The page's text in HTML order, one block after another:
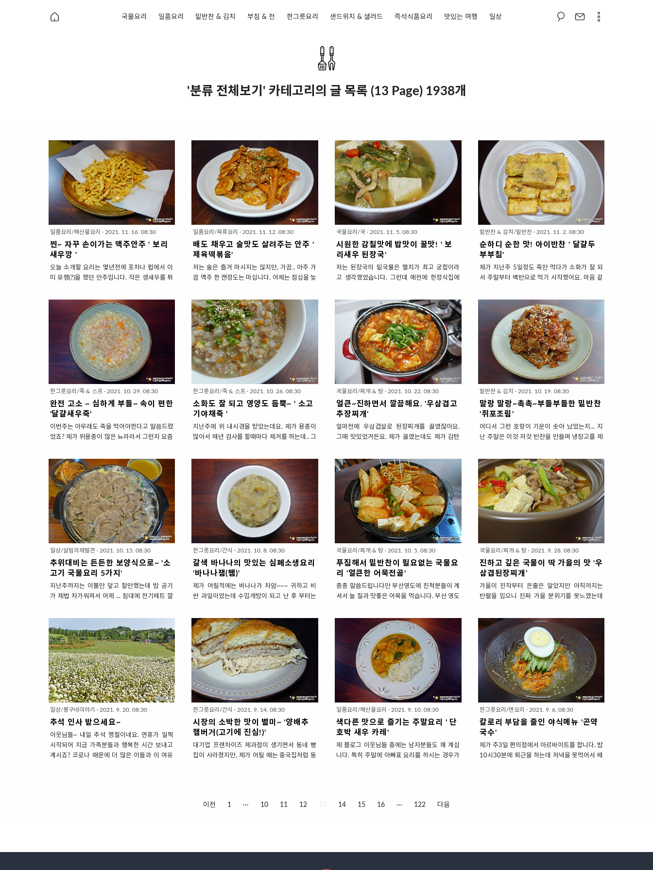
국물요리 일품요리 밑반찬 & 김치 부침 & 전 한그릇요리 샌드위치 & 샐러드 즉석식품요리 맛있는 여행 일상
'분류 전체보기' 카테고리의 글 목록 (13 Page) 1938개
일품요리/해산물요리 · 2021. 11. 16. 08:30
찐~ 자꾸 손이가는 맥주안주 ' 보리
새우깡 '
오늘 소개할 요리는 몇년전에 포차나 펍에서 이
미 유행(?)을 했던 안주입니다. 작은 생새우를 튀
된장국 끓일려고 샀던 '건보리새우'가 많이 남아
서 '보리새우깡'을 만들어봤어요. 작은 생새우로
만들었을때는 겉바속촉한 식감이고요. 말린 새
우로 만들었을때는 겉도 속도 모두 바삭해서 식
감은 새우깡에 좀 더 가깝습니다. 새우맛의 맛과
향도 아무래도 말린 것이 더 진하고요. 새우를 튀
겼으니 과자 새우깡보다는 좀 더 고급진 맛인데
요. 삼삼~~고소~~ 바삭바삭하면서 새우맛은 진
해서 자꾸 손이가는 안주입니다. 기름진 안주를
먹었을 때, 청량한 맥주가 그 느끼함을 씻어주는
그 쾌감!! 아주 꿀조합입니다. 단점은 느끼하다
~~~~라는 것입니다만 이는 곧.... ? 조금만 만들
일품요리/육류요리 · 2021. 11. 12. 08:30
배도 채우고 술맛도 살려주는 안주 '
제육떡볶음'
저는 술은 즐겨 마시지는 않지만, 가끔.. 아주 가
끔 맥주 한 캔정도는 마십니다. 어제는 점심을 늦
러나 밤 늦게 되서야 출출해지더라고요. 좋아하
는 드라마를 보면서 맥주를 마시며 끼니를 때우
기로 했지요. 밥 먹고 맥주 마시기엔 번거롭고 ..
늦은 밤이라 부담되서요. 그래서 식사도 되는 안
주를 만들었습니다. 최애 식재료인 '돼지고기'로
만든 제육볶음에 소울푸드인 '떡볶이'를 합친 '제
육떡볶음'입니다. 떡으로 우선 배고픈 속을 채우
고, 고기로 안주삼아 먹었어요. 매콤한 양념이 소
주를 부르는 맛이지만 매운 맛에 뜨거운 입속을
시원하게 진정시켜주는 맥주와도 궁합이 좋답니
다. 배도 채우고 술맛도 살려주는 안주 ' 제육떡
볶음 ' 1 . 재료 준비 ( 식사겸 안주 2인분) ..
국물요리/국 · 2021. 11. 5. 08:30
시원한 감칠맛에 밥맛이 꿀맛! ' 보
리새우 된장국'
저는 된장국의 밑국물은 멸치가 최고 궁합이라
고 생각했었습니다. 그런데 예전에 한정식집에
놀랐답니다. 멸치보다 깔끔하면서 더 시원하고
새우 특유 감칠맛이 된장이랑 완전 잘 어울리더
라고요. 단순히 작은 건새우면 되겠거니 생각하
고 마트에서 아무거나 사왔는데 실패했어요. 일
단 아무리 작은 새우 더라고 뽀족한 수염과 다리
가 식감이 안좋고요. 작아서 통째로 넣고 끓이니
내장의 쓴맛이 나서 생각보다 맛이 없었어요. 그
래도 포기안하고 건어물 코너를 뒤져보니 '보리
새우'가 있었어요. 먹기 불편한 수염과 다리가 다
제거되고 무엇보다 내장의 쓴맛이 안나서 요리
가 깔끔합니다. 배춧잎으로 보리새우 듬뿍 넣고
된장국 푹~ 끓였습니다. 역시 새우의 감칠맛은
밑반찬 & 김치/밑반찬· 2021. 11. 2. 08:30
순하디 순한 맛! 아이반찬 ' 달걀두
부부침'
제가 지난주 5일정도 죽만 먹다가 소화가 잘 되
서 주말부터 백반으로 먹기 시작했어요. 마음 같
고 싶었지만 위가 또 탈이 날까봐 자극적이지 않
은 반찬을 만들었어요. 부드러운 두부에 고소한
달걀을 더한 '달걀두부부침'으로 속 편하게 밥을
먹었습니다. 그 맛과 식감이 어찌나 순한지.. 아
이들이 먹으면 좋겠더라고요. 두부에 달걀을 더
해 성장기 아이에게 필요한 단백질 더블~로 넣었
고요. 맵지 않고 순하게 양념하는 대신 고소하게
부쳐서 아이 입맛 잘 맞을 것 같아요. 매우 간단
한 요리지만 잘못 만들면 달걀 따로 속 두부 따로
겉돌게 됩니다. 둘이 찰떡 궁합으로 잘 어우리지
게 부쳐보겠습니다. 순하디 순한 맛! 아이반찬 '
달걀두부부침 ' 1. 재료 준비 ( 4인분 반찬)..
한그릇요리/죽 & 스프 · 2021. 10. 29. 08:30
완전 고소 ~ 심하게 부들~ 속이 편한
'달걀새우죽'
이번주는 아무래도 죽을 먹어야한다고 말씀드렸
었죠? 제가 위용종이 많은 뇨라라서 그런지 요즘
떨어졌으니 식이요법과 운동으로 극복해보자고
하시네요. 지난번에 소개했던 '소고기야채죽'을
다 먹고 ... 이번에는 '달걀새우죽'을 끓였습니다.
고기를 좋아해서 3일 내내 소고기야채죽만 끓여
먹다가.. 질려서요. ㅋㅋㅋㅋ 채소로만 넣고 끓
이기 아쉬워서 냉동실에서 새우를 찾아냈습니
다. 겨우 죽 한그릇 먹고 운동할려니 ... 기운이 빠
져서.. 채소와 새우만 넣고 '새우죽'을 끓이기도
하지만 여기에 달걀의 단백질을 더해 영양을 챙
겼습니다. 그 한그릇 죽에 영양을 꾹꾹 눌러담아
야 겠더라고요. 새우만의 감칠맛이 부드럽고 고
한그릇요리/죽 & 스프 · 2021. 10. 26. 08:30
소화도 잘 되고 영양도 듬뿍~ ' 소고
기야채죽 '
지난주에 위 내시경을 받았는데요. 제가 용종이
많아서 매년 검사를 할때마다 제거를 하는데.. 그
었습니다. 특히, 소화가 잘 되게 하려고 직접 만
들어 먹는 만큼 맵쌀이 아닌 '찹쌀'을 사용했는데
요. 찹쌀은 위염 치료에 사용될 정도로 위에 좋은
음식입니다. 죽만 먹다가 쓰러지기라도 할까봐
영양도 보충하려고 건더기도 푸짐하게 넣었습니
다. 맛있게~ 잘 먹고 다음주는 돌도 씹어먹을 소
화력을 되찾아 보겠습니다. 소화도 잘 되고 영양
도 듬뿍~ ' 소고기야채죽 ' 1. 재료 준비 ( 2인분)
▣ 주재료 : 찹쌀 1종이컵, 다진 소고기 1종이컵,
애호박 1/2개, 당근 5cm한토막, 표고버섯2송
이, 물 900ml * 소고기 부..
국물요리/찌개 & 탕 · 2021. 10. 22. 08:30
얼큰~진하면서 깔끔해요. '우삼겹고
추장찌개'
얼마전에 우삼겹살로 된장찌개를 끓였잖아요.
그때 맛있었거든요. 제가 끓였는데도 제가 감탄
하는... 성골~진골~ 뼛속까지 요리블로거입니다.
날씨도 쌀쌀해서 다른 반찬보다는 따뜻한 국물
이 생각날때라~ '우삼겹고추장찌개'를 또 끓였습
니다. 레시피는 지난 주에 소개했던 '우삼겹된장
찌개'를 거의 비슷해요. 건더기 재료, 끓이는 순
서등이 비슷하고 양념과 밑국물만 차이가 있습
니다. 비슷한 레시피와 재료지만 아주 다른 맛을
내니 우삼겹으로 고추장찌개도 꼭! 끓여드셔보
세요. 얼큰~진하면서 깔끔해요. '우삼겹고추장찌
개' 1. 재료 준비 ( 4인분 ) ▣ 건더기재료 : 우삼겹
살 (또는 차돌박이) 300g, 애호박 1/2개 , 감자
밑반찬 & 김치 · 2021. 10. 19. 08:30
말랑 말랑~촉촉~부들부들한 밑반찬
'쥐포조림'
어디서 그런 호랑이 기운이 솟아 났었는지... 지
난 주말은 이것 저것 반찬을 만들며 냉장고를 제
소개할 요리는 '쥐포조림'입니다. 보통 쥐포는 양
념에 짧게 볶아내서 '쥐포볶음'이라고 표현을 하
는데요. 친정어머님께도 드릴려고 부드럽게 '볶
지' 않고 '조려'봤습니다. 진미채, 쥐포 이런 마른
반찬은 오래두고 먹어도 금방 상하지 않아 자주
하지만, 잘못 만들면 식감이 딱딱해져서.. 잘 안
먹게 됩니다. 그래서 양념에 물을 섞어 조렸어요.
수분을 머금었으니 당연히 부드러워졌겠죠? 너
무 오래 조리면 쥐포는 부서져서 적당히 조리는
레시피로 소개하겠습니다. 말랑 말랑~ 촉촉~ 부
들부들한 밑반찬 '쥐포조림' 1. 재료 준비 (..
일상/살림의재발견 · 2021. 10. 15. 08:30
추위대비는 든든한 보양식으로~ '소
고기 국물요리 5가지'
지난주까지는 이불만 덮고 잘만했는데 밤 공기
가 제법 차가워져서 어제 ... 침대에 전기매트 깔
짝 있네요. 가을이 짧아진다더니... 이러다가 초
겨울로 훅! 넘어가는 것 아닌가 싶어요. 날씨가
추워지면 뜨끈한 국물요리가 생각나는데요. 이
왕이면 소고기로 든든한 보양식 드시고 추위대
비 천하장사 기운 보충하세요. 추위 대비는 든든
한 보양식으로~ '소고기 국물요리 5가지' 1 . 육
개장 매년 가을부터 겨울까지 최소 2번은 끓여
먹는 것이 '육개장'입니다. 소고기로 단백질 보충
도 하지만 여러가지 채소도 들어가서 영양을 골
고루 담을 수 있거든요. 육개장은 건더기를 조금
소~ 듬뿍 ..
한그릇요리/간식 · 2021. 10. 8. 08:30
갈색 바나나의 맛있는 심폐소생요리
'바나나잼(쨈)'
제가 어릴적에는 바나나가 차암~~~ 귀하고 비
싼 과일이었는데 수입개방이 되고 난 후 부터는
착한 가격이라 1년 364일 부담없이 사먹기도 좋
아요. 게다가 껍질도 간편하게 제거할 수 있어 먹
기도 편하고 든든해서 식사대용도 되고요. 단점
은 딱하나, 금방 물러지고 갈색으로 변한다는 것.
게다가 소량살 수 없고 한송이 통째로 사야하
니... 먹다가 버리는 일도 종종 생깁니다. 버리지
마시고 '잼(쨈)'으로 만들어 보세요. 수분이 적은
과일이라 오래 끓일 필요없어서 간단하고 사과
나 포도에 비해 당도가 높기 때문에 설탕을 많이
넣지 않아도 세상~스윗합니다. 갈색 바나나의 맛
있는 심폐소생요리 '바나나잼(쨈)' 1. 재료 준비..
국물요리/찌개 & 탕 · 2021. 10. 5. 08:30
푸짐해서 밑반찬이 필요없는 국물요
리 '얼큰한 어묵전골'
종종 말씀드립니다만 부산영도에 친척분들이 계
셔서 늘 질과 맛좋은 어묵을 먹습니다. 부산 영도
데다가 눈의 휘둥그레~ 놀랄정도로 종류가 많습
니다. 맛이야~ 명절 선물로 주고 받을 만큼 보장
되어 있고요. 꼭 삼진어묵이 아니라도 요즘 참 다
양한 맛으로~ 또는 생선살 듬뿍 넣어 고급진 것
들이 많은데요. 오늘은 다양한 어묵의 종류를 담
아 얼큰하게 끓인 '어묵전골'을 소개해보겠습니
다. 전골은 찌개와 달리 미리 끓이지 않고 테이블
에서 끓이면서 먹는 국물요리인데요. 샤브샤브
처럼요~ 이게 쌀쌀한 가을 밤에 식탁에서 보글
보글 끓는 소리와 하얀 김이 올라오는 풍경이 참
맛있습니다. '푸짐하다'라고 표현했다고 재료가
국물요리/찌개 & 탕· 2021. 9. 28. 08:30
진하고 깊은 국물이 딱 가을의 맛 '우
삼겹된장찌개'
가을이 진작부터 온줄은 알았지만 아직까지는
반팔을 입으니 진짜 가을 분위기를 못느꼈는데
리게 저녁 밥상에 올리면 좋을 따뜻한 국물요리
하나 소개할께요. 우삼겹살을 넣어 묵직한 고기
맛 가득 담은 된장찌개입니다. 김치찌개는 두툼
한 돼지고기가~ 된장찌개는 차돌박이나 우삼겹
같은 얇은 소고기가 잘 어울리는데요. 채소 듬뿍
넣어 깊고 진하게 맛을 내보겠습니다. 진하고 깊
은 국물이 딱 가을의 맛 '우삼겹된장찌개' 1. 재료
준비 ( 4인분 ) ▣ 건더기재료 : 우삼겹살 (또는 차
돌박이) 300g, 애호박 1/2개 , 감자(소) 2개, 양
파(대) 1/2개, 두부 1모(1팩 = 300g), 대파
10cm 한토막, 청양고추2개 * ..
일상/봉구네이야기 · 2021. 9. 20. 08:30
추석 인사 받으세요~
이웃님들~ 내일 추석 명절이네요. 연휴가 일찍
시작되어 지금 가족분들과 행복한 시간 보내고
계시죠? 코로나 때문에 더 많은 이들과 이 여유
한그릇요리/간식 · 2021. 9. 14. 08:30
시장의 소박한 맛이 별미~ '양배추
햄버거(고기에 진심!)'
대기업 프랜차이즈 제과점이 생기면서 동네 빵
집이 사라졌지만, 제가 어릴 때는 중국집처럼 동
시장표 햄버거인데요. 여행작가였던 신랑 덕분
일품요리/해산물요리 · 2021. 9. 10. 08:30
색다른 맛으로 즐기는 주말요리 ' 단
호박 새우 카레'
제 블로그 이웃님들 중에는 남자분들도 꽤 계십
니다. 특히 주말에 아빠표 요리를 하시는 경우가
니다. 게다가 호불호 없이 대중적인 맛이니 남기
한그릇요리/면요리 · 2021. 9. 6. 08:30
칼로리 부담을 줄인 야식메뉴 '곤약
국수'
제가 주3일 편의점에서 아르바이트를 합니다. 밤
10시30분에 퇴근을 하는데 저녁을 못먹어서 배
이전 1 ··· 10 11 12 13 14 15 16 ··· 122 다음